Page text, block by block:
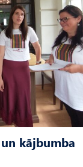
kājbumba